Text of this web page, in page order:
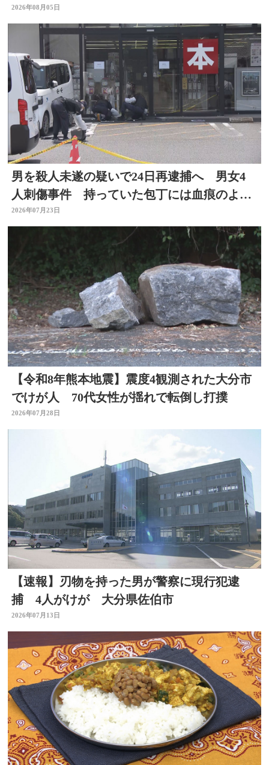
を調査
2026年08月05日
男を殺人未遂の疑いで24日再逮捕へ 男女4
人刺傷事件 持っていた包丁には血痕のよう
なもの付着
2026年07月23日
【令和8年熊本地震】震度4観測された大分市
でけが人 70代女性が揺れで転倒し打撲
2026年07月28日
【速報】刃物を持った男が警察に現行犯逮
捕 4人がけが 大分県佐伯市
2026年07月13日